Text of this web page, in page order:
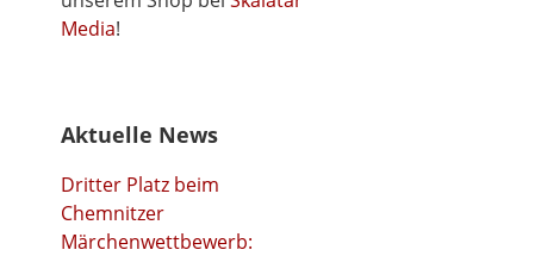
Media!
Aktuelle News
Dritter Platz beim
Chemnitzer
Märchenwettbewerb: